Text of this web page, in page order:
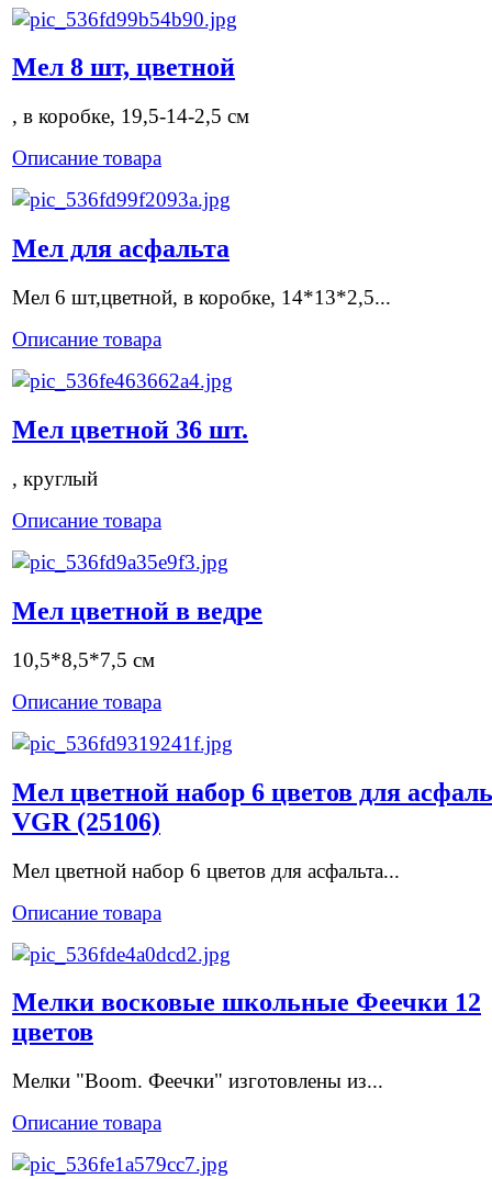
Мел 8 шт, цветной
, в коробке, 19,5-14-2,5 см
Описание товара
Мел для асфальта
Мел 6 шт,цветной, в коробке, 14*13*2,5...
Описание товара
Мел цветной 36 шт.
, круглый
Описание товара
Мел цветной в ведре
10,5*8,5*7,5 см
Описание товара
Мел цветной набор 6 цветов для
VGR (25106)
Мел цветной набор 6 цветов для асфальта...
Описание товара
Мелки восковые школьные Феечки 12
цветов
Мелки "Boom. Феечки" изготовлены из...
Описание товара